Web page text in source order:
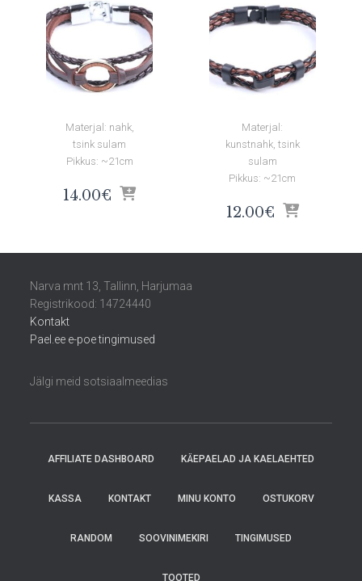
Materjal: nahk,
tsink sulam
Pikkus: ~21cm
14.00€
Materjal:
kunstnahk, tsink
sulam
Pikkus: ~21cm
12.00€
Narva mnt 13, Tallinn, Harjumaa
Registrikood: 14724440
Kontakt
Pael.ee e-poe tingimused
Jälgi meid sotsiaalmeedias
AFFILIATE DASHBOARD KÄEPAELAD JA KAELAEHTED
KASSA KONTAKT MINU KONTO OSTUKORV
RANDOM SOOVINIMEKIRI TINGIMUSED
TOOTED